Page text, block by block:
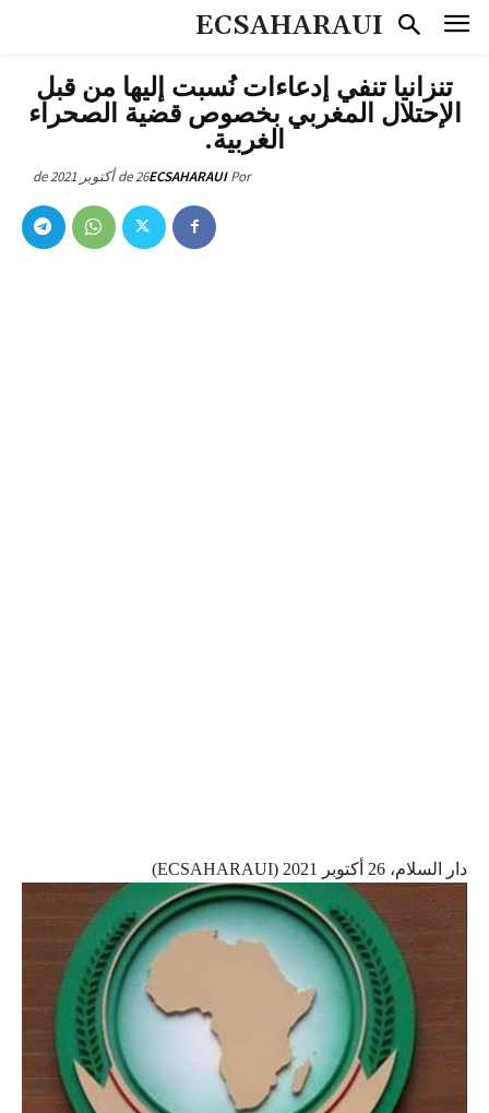
ECSAHARAUI
تنزانيا تنفي إدعاءات نُسبت إليها من قبل
الإحتلال المغربي بخصوص قضية الصحراء
الغربية.
Por
ECSAHARAUI26 de أكتوبر de 2021
دار السلام، 26 أكتوبر 2021 (ECSAHARAUI)